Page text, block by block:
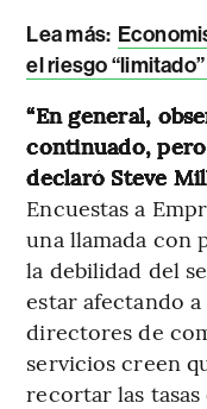
Lea más:
el riesgo
“En general,
continuado,
declaró Steve
Encuestas a
una llamada con
la debilidad del
estar afectando
directores de
servicios creen
recortar las